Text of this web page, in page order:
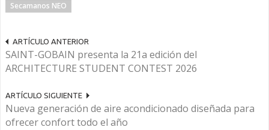
Secamanos NEO
ARTÍCULO ANTERIOR
SAINT-GOBAIN presenta la 21a edición del
ARCHITECTURE STUDENT CONTEST 2026
ARTÍCULO SIGUIENTE
Nueva generación de aire acondicionado diseñada para
ofrecer confort todo el año